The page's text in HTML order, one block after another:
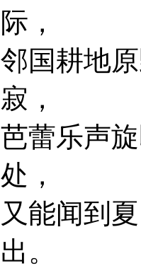
际，
邻国耕地
寂，
芭蕾乐声
处，
又能闻到
出。